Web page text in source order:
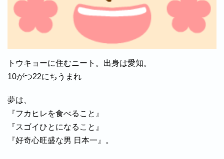
トウキョーに住むニート。出身は愛知。
10がつ22にちうまれ
夢は、
『フカヒレを食べること』
『スゴイひとになること』
『好奇心旺盛な男 日本一』。